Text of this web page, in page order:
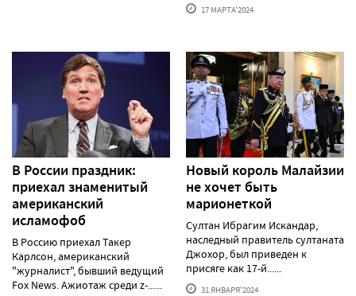
17 МАРТА'2024
В России праздник:
приехал знаменитый
американский
исламофоб
В Россию приехал Такер
Карлсон, американский
"журналист", бывший ведущий
Fox News. Ажиотаж среди z-......
Новый король Малайзии
не хочет быть
марионеткой
Султан Ибрагим Искандар,
наследный правитель султаната
Джохор, был приведен к
присяге как 17-й......
31 ЯНВАРЯ'2024